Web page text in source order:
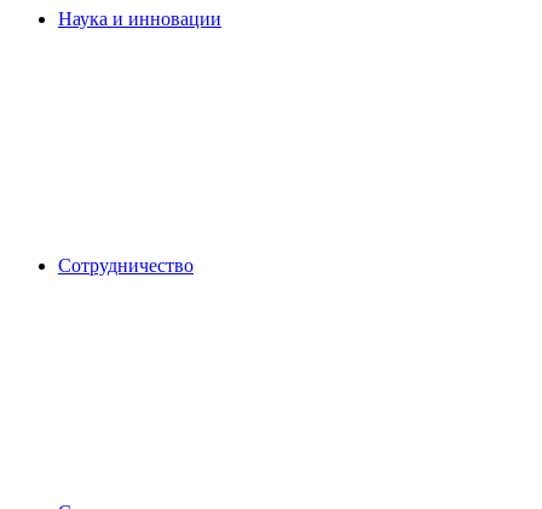
Наука и инновации
Сотрудничество